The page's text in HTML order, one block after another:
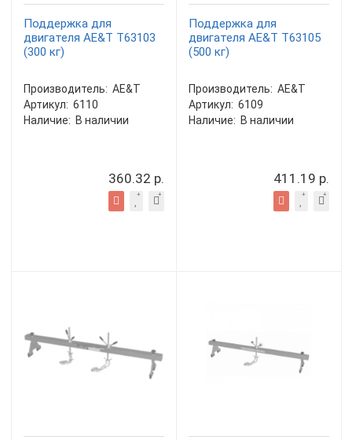
Поддержка для
двигателя AE&T T63103
(300 кг)
Производитель: AE&T
Артикул: 6110
Наличие: В наличии
360.32 р.
Поддержка для
двигателя AE&T T63105
(500 кг)
Производитель: AE&T
Артикул: 6109
Наличие: В наличии
411.19 р.